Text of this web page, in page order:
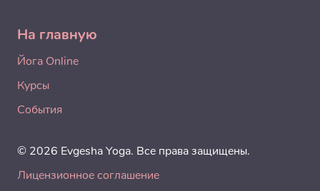
На главную
Йога Online
Курсы
События
© 2026 Evgesha Yoga. Все права защищены.
Лицензионное соглашение